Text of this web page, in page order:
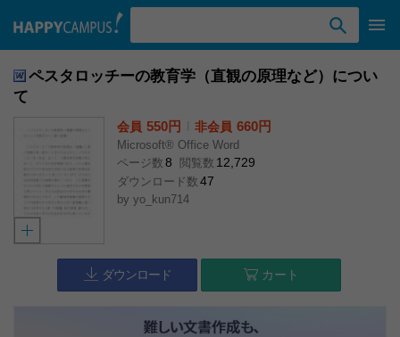
ペスタロッチーの教育学（直観の原理など）につい
て
会員 550円 非会員 660円
Microsoft® Office Word
ページ数 8 閲覧数 12,729
ダウンロード数 47
by yo_kun714
ダウンロード カート